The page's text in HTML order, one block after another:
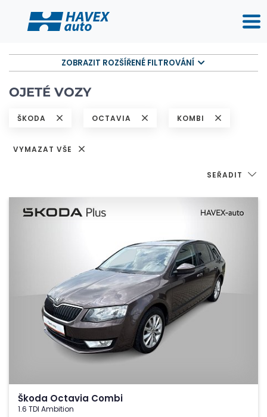
ZOBRAZIT ROZŠÍŘENÉ FILTROVÁNÍ
OJETÉ VOZY
ŠKODA OCTAVIA KOMBI
VYMAZAT VŠE
SEŘADIT
Škoda Octavia Combi
1.6 TDI Ambition